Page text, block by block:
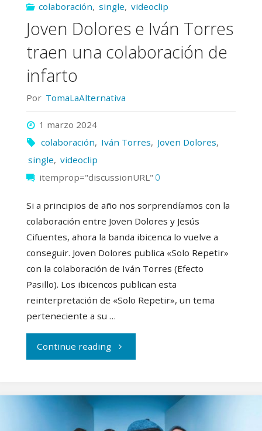
un
regalo’"
colaboración, single, videoclip
Joven Dolores e Iván Torres
traen una colaboración de
infarto
Por TomaLaAlternativa
1 marzo 2024
colaboración, Iván Torres, Joven Dolores,
single, videoclip
itemprop="discussionURL" 0
Si a principios de año nos sorprendíamos con la
colaboración entre Joven Dolores y Jesús
Cifuentes, ahora la banda ibicenca lo vuelve a
conseguir. Joven Dolores publica «Solo Repetir»
con la colaboración de Iván Torres (Efecto
Pasillo). Los ibicencos publican esta
reinterpretación de «Solo Repetir», un tema
perteneciente a su …
Continue reading"Joven
e
Iván